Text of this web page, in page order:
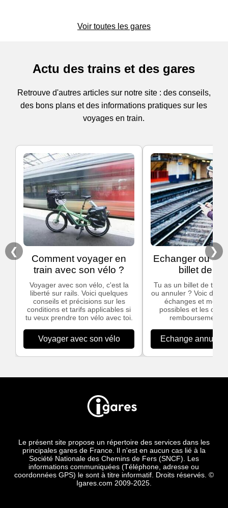
Voir toutes les gares
Actu des trains et des gares
Retrouve d'autres articles sur notre site : des conseils,
des bons plans et des informations pratiques sur les
voyages en train.
❮
Comment voyager en
train avec son vélo ?
Voyager avec son vélo, c'est la
liberté sur rails. Voici quelques
conseils et précisions sur les
conditions et tarifs applicables si
tu veux prendre ton vélo avec toi.
Voyager avec son vélo
Echanger ou
billet de
Tu as un billet de train
ou annuler ? Voic des
échanges et
possibles et les
remboursement
Echange
❯
Le présent site propose un répertoire des services dans les
principales gares de France. Il n'est en aucun cas lié à la
Société Nationale des Chemins de Fers (SNCF). Les
informations communiquées (Téléphone, adresse ou
coordonnées GPS) le sont à titre informatif. Droits réservés. ©
Igares.com 2009-2025.